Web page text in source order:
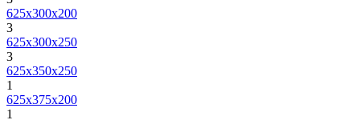
625х300х200
3
625х300х250
3
625х350х250
1
625х375х200
1